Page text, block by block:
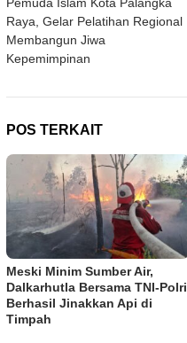
Pemuda Islam Kota Palangka
Raya, Gelar Pelatihan Regional
Membangun Jiwa
Kepemimpinan
POS TERKAIT
Meski Minim Sumber Air,
Dalkarhutla Bersama TNI-Polri
Berhasil Jinakkan Api di
Timpah